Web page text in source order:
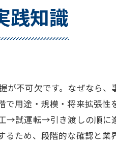
今後の展望を業界地図で考察
事の最新動向も必見
ト工事の最新技術動向
グと拠点設立の位置付け
将来性を最新動向から解説
プラント工事の話題
拠点設立の関連性
践知識
不可欠です。なぜなら、
用途・規模・将来拡張
試運転→引き渡しの順に
ため、段階的な確認と業